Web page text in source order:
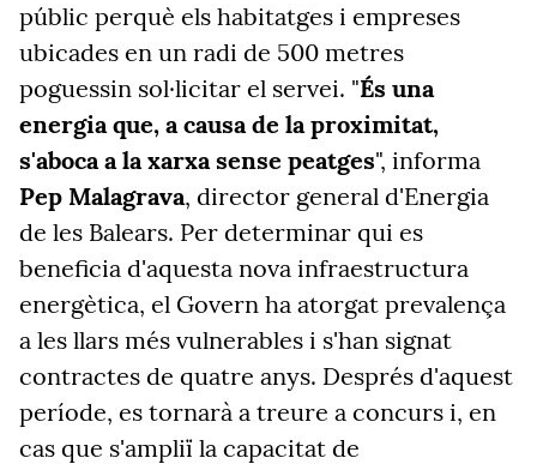
públic perquè els habitatges i empreses
ubicades en un radi de 500 metres
poguessin sol·licitar el servei. "És una
energia que, a causa de la proximitat,
s'aboca a la xarxa sense peatges", informa
Pep Malagrava, director general d'Energia
de les Balears. Per determinar qui es
beneficia d'aquesta nova infraestructura
energètica, el Govern ha atorgat prevalença
a les llars més vulnerables i s'han signat
contractes de quatre anys. Després d'aquest
període, es tornarà a treure a concurs i, en
cas que s'ampliï la capacitat de